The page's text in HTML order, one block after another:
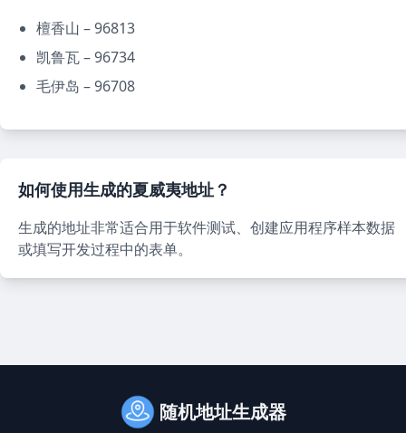
檀香山 – 96813
凯鲁瓦 – 96734
毛伊岛 – 96708
如何使用生成的夏威夷地址？
生成的地址非常适合用于软件测试、创建应用程序样本数据
或填写开发过程中的表单。
随机地址生成器